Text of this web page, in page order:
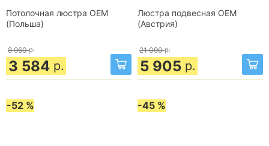
Потолочная люстра OEM
(Польша)
8 960 р.
3 584 р.
Люстра подвесная OEM
(Австрия)
21 090 р.
5 905 р.
-52 % -45 %